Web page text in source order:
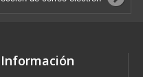
Información